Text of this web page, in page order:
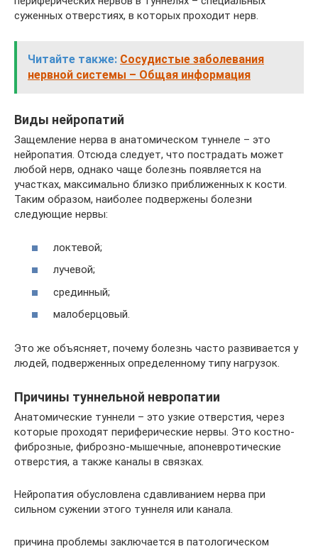
суженных отверстиях, в которых проходит нерв.
Читайте также: Сосудистые заболевания
нервной системы – Общая информация
Виды нейропатий
Защемление нерва в анатомическом туннеле – это
нейропатия. Отсюда следует, что пострадать может
любой нерв, однако чаще болезнь появляется на
участках, максимально близко приближенных к кости.
Таким образом, наиболее подвержены болезни
следующие нервы:
локтевой;
лучевой;
срединный;
малоберцовый.
Это же объясняет, почему болезнь часто развивается у
людей, подверженных определенному типу нагрузок.
Причины туннельной невропатии
Анатомические туннели – это узкие отверстия, через
которые проходят периферические нервы. Это костно-
фиброзные, фиброзно-мышечные, апоневротические
отверстия, а также каналы в связках.
Нейропатия обусловлена сдавливанием нерва при
сильном сужении этого туннеля или канала.
причина проблемы заключается в патологическом